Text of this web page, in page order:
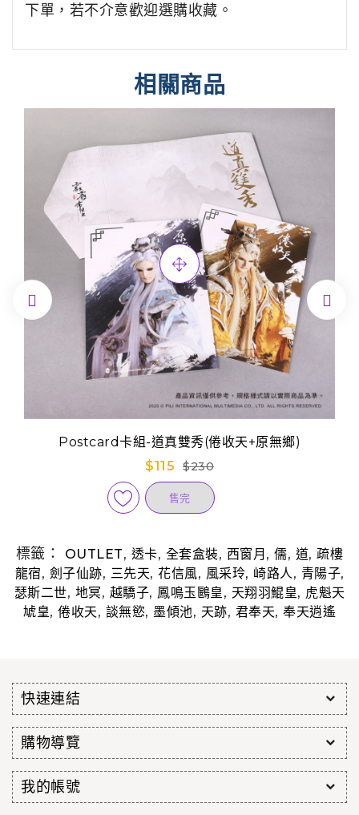
下單，若不介意歡迎選購收藏。
相關商品
Postcard卡組-道真雙秀(倦收天+原無鄉)
$115
$230
售完
 
標籤： OUTLET, 透卡, 全套盒裝, 西窗月 ,儒, 道,疏樓
龍宿, 劍子仙跡, 三先天, 花信風, 風采玲, 崎路人, 青陽子,
瑟斯二世, 地冥, 越驕子, 鳳鳴玉鶠皇, 天翔羽鯤皇, 虎魁天
虓皇, 倦收天, 談無慾, 墨傾池, 天跡, 君奉天, 奉天逍遙
快速連結
購物導覽
我的帳號